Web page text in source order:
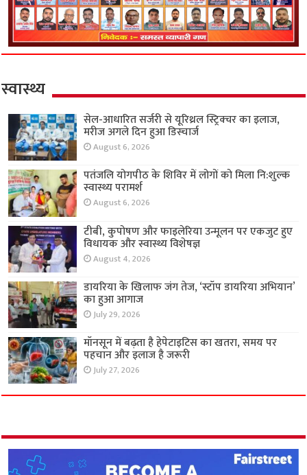
स्वास्थ्य
सेल-आधारित सर्जरी से यूरिथ्रल स्ट्रिक्चर का इलाज,
मरीज अगले दिन हुआ डिस्चार्ज
August 6, 2026
पतंजलि योगपीठ के शिविर में लोगों को मिला नि:शुल्क
स्वास्थ्य परामर्श
August 6, 2026
टीबी, कुपोषण और फाइलेरिया उन्मूलन पर एकजुट हुए
विधायक और स्वास्थ्य विशेषज्ञ
August 4, 2026
डायरिया के खिलाफ जंग तेज, ‘स्टॉप डायरिया अभियान’
का हुआ आगाज
July 29, 2026
मॉनसून में बढ़ता है हेपेटाइटिस का खतरा, समय पर
पहचान और इलाज है जरूरी
July 27, 2026